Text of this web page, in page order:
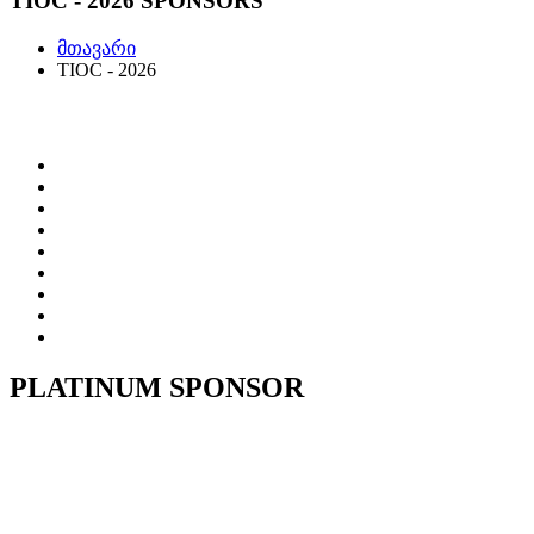
მთავარი
TIOC - 2026
PLATINUM SPONSOR